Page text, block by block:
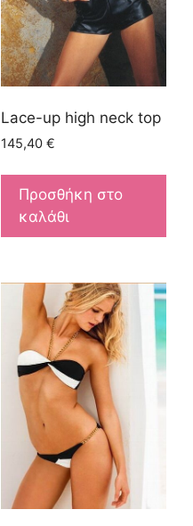
Lace-up high neck top
145,40 €
Προσθήκη στο
καλάθι